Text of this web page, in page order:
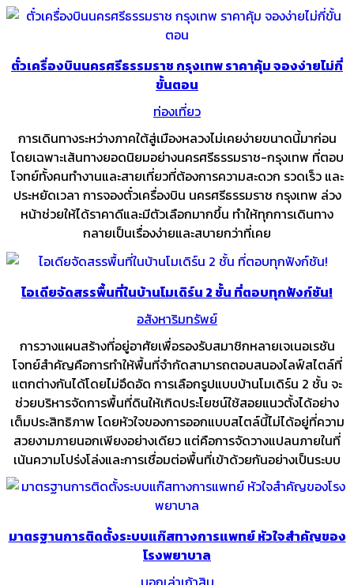
ตั๋วเครื่องบินนครศรีธรรมราช กรุงเทพ ราคาคุ้ม จองง่ายไม่กี่
ขั้นตอน
ท่องเที่ยว
การเดินทางระหว่างภาคใต้สู่เมืองหลวงไม่เคยง่ายขนาดนี้มาก่อน
โดยเฉพาะเส้นทางยอดนิยมอย่างนครศรีธรรมราช-กรุงเทพ ที่ตอบ
โจทย์ทั้งคนทำงานและสายเที่ยวที่ต้องการความสะดวก รวดเร็ว และ
ประหยัดเวลา การจองตั๋วเครื่องบิน นครศรีธรรมราช กรุงเทพ ล่วง
หน้าช่วยให้ได้ราคาดีและมีตัวเลือกมากขึ้น ทำให้ทุกการเดินทาง
กลายเป็นเรื่องง่ายและสบายกว่าที่เคย
ไอเดียจัดสรรพื้นที่ในบ้านโมเดิร์น 2 ชั้น ที่ตอบทุกฟังก์ชัน!
อสังหาริมทรัพย์
การวางแผนสร้างที่อยู่อาศัยเพื่อรองรับสมาชิกหลายเจเนอเรชัน
โจทย์สำคัญคือการทำให้พื้นที่จำกัดสามารถตอบสนองไลฟ์สไตล์ที่
แตกต่างกันได้โดยไม่อึดอัด การเลือกรูปแบบบ้านโมเดิร์น 2 ชั้น จะ
ช่วยบริหารจัดการพื้นที่ดินให้เกิดประโยชน์ใช้สอยแนวตั้งได้อย่าง
เต็มประสิทธิภาพ โดยหัวใจของการออกแบบสไตล์นี้ไม่ได้อยู่ที่ความ
สวยงามภายนอกเพียงอย่างเดียว แต่คือการจัดวางแปลนภายในที่
เน้นความโปร่งโล่งและการเชื่อมต่อพื้นที่เข้าด้วยกันอย่างเป็นระบบ
มาตรฐานการติดตั้งระบบแก๊สทางการแพทย์ หัวใจสำคัญของ
โรงพยาบาล